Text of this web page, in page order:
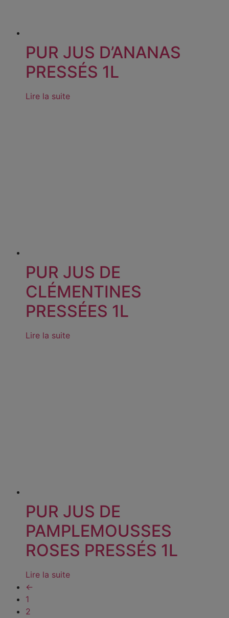
PUR JUS D’ANANAS
PRESSÉS 1L
Lire la suite
PUR JUS DE
CLÉMENTINES
PRESSÉES 1L
Lire la suite
PUR JUS DE
PAMPLEMOUSSES
ROSES PRESSÉS 1L
Lire la suite
←
1
2